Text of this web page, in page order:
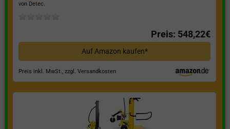
von Detec.
Preis: 548,22€
Auf Amazon kaufen*
Preis inkl. MwSt., zzgl. Versandkosten